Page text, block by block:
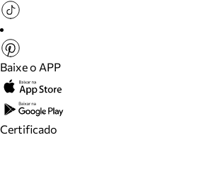
Baixe o APP
Certificado